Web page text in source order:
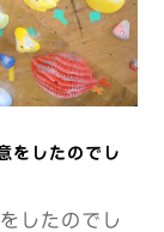
をしたのでし
したのでし